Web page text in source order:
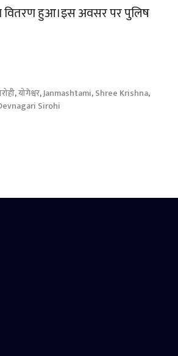
वितरण हुआ।इस अवसर पर पुलिष
,योगेश्वर,Janmashtami,Shree Krishna,
Sirohi